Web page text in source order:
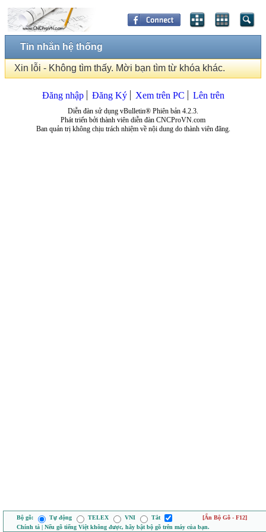
Tin nhắn hệ thống
Xin lỗi - Không tìm thấy. Mời bạn tìm từ khóa khác.
Đăng nhập Đăng Ký Xem trên PC Lên trên
Diễn đàn sử dụng vBulletin® Phiên bản 4.2.3.
Phát triển bởi thành viên diễn đàn CNCProVN.com
Ban quản trị không chịu trách nhiệm về nội dung do thành viên đăng.
Bộ gõ: Tự động TELEX VNI Tắt
[Ẩn Bộ Gõ - F12]
Chính tả | Nếu gõ tiếng Việt không được, hãy bật bộ gõ trên máy của bạn.